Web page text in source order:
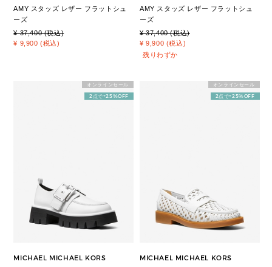
AMY スタッズ レザー フラットシュ
ーズ
¥ 37,400 (税込)
¥ 9,900 (税込)
AMY スタッズ レザー フラットシュ
ーズ
¥ 37,400 (税込)
¥ 9,900 (税込)
残りわずか
オンラインセール
2点で+25%OFF
MICHAEL MICHAEL KORS
オンラインセール
2点で+25%OFF
MICHAEL MICHAEL KORS